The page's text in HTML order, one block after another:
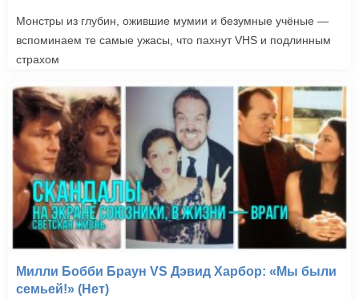
Монстры из глубин, ожившие мумии и безумные учёные —
вспоминаем те самые ужасы, что пахнут VHS и подлинным
страхом
Милли Бобби Браун VS Дэвид Харбор: «Мы были
семьей!» (Нет)